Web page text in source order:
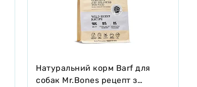
Натуральний корм Barf для
собак Mr.Bones рецепт з